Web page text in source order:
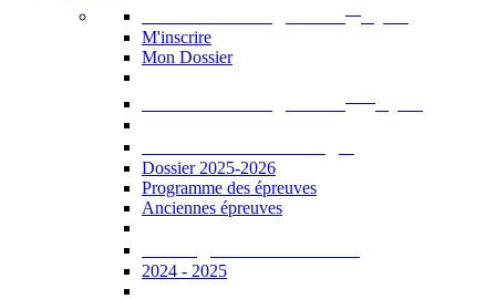
M'inscrire
Mon Dossier
Dossier 2025-2026
Programme des épreuves
Anciennes épreuves
2024 - 2025